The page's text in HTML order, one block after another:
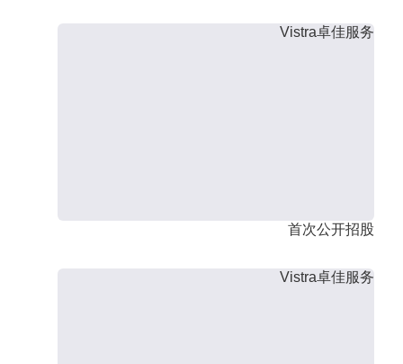
Vistra卓佳服务
首次公开招股
Vistra卓佳服务